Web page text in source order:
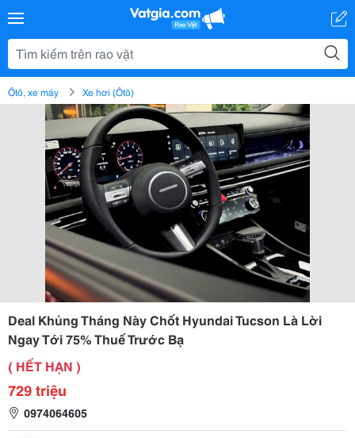
Ôtô, xe máy Xe hơi (Ôtô)
Deal Khủng Tháng Này Chốt Hyundai Tucson Là Lời
Ngay Tới 75% Thuế Trước Bạ
( HẾT HẠN )
729 triệu
0974064605